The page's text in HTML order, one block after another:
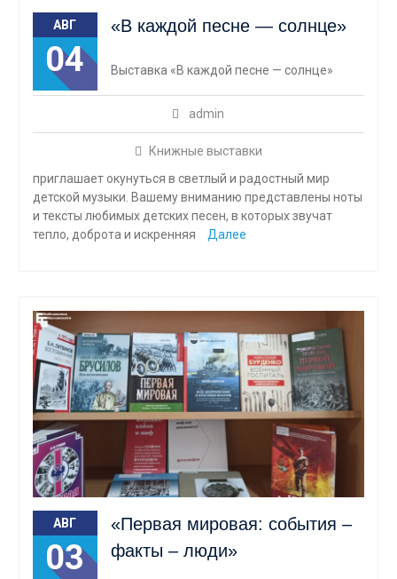
АВГ
04
«В каждой песне — солнце»
admin
Книжные выставки
Выставка «В каждой песне — солнце»
приглашает окунуться в светлый и радостный мир
детской музыки. Вашему вниманию представлены ноты
и тексты любимых детских песен, в которых звучат
тепло, доброта и искренняя
Далее
АВГ
03
«Первая мировая: события –
факты – люди»